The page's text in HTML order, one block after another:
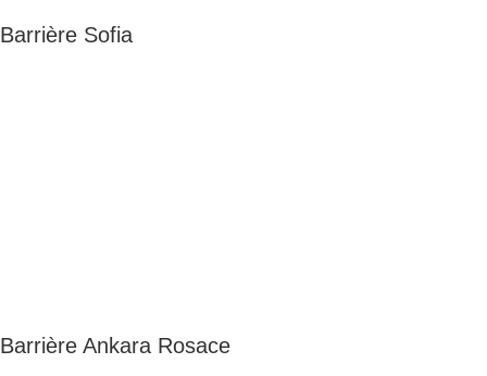
Barrière Sofia
Barrière Ankara Rosace